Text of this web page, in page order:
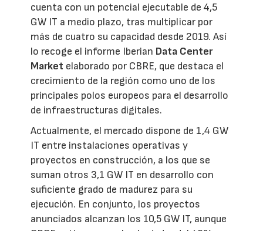
cuenta con un potencial ejecutable de 4,5
GW IT a medio plazo, tras multiplicar por
más de cuatro su capacidad desde 2019. Así
lo recoge el informe Iberian Data Center
Market elaborado por CBRE, que destaca el
crecimiento de la región como uno de los
principales polos europeos para el desarrollo
de infraestructuras digitales.
Actualmente, el mercado dispone de 1,4 GW
IT entre instalaciones operativas y
proyectos en construcción, a los que se
suman otros 3,1 GW IT en desarrollo con
suficiente grado de madurez para su
ejecución. En conjunto, los proyectos
anunciados alcanzan los 10,5 GW IT, aunque